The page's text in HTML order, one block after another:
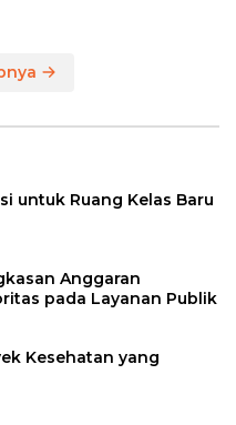
untuk Ruang Kelas Baru
Anggaran
pada Layanan Publik
Kesehatan yang